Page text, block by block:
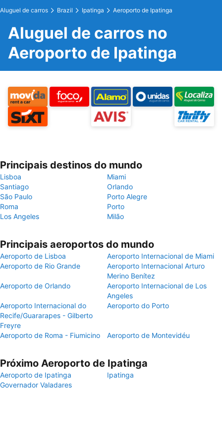
Aluguel de carros Brazil Ipatinga Aeroporto de Ipatinga
Aluguel de carros no
Aeroporto de Ipatinga
Principais destinos do mundo
Lisboa
Miami
Santiago
Orlando
São Paulo
Porto Alegre
Roma
Porto
Los Angeles
Milão
Principais aeroportos do mundo
Aeroporto de Lisboa
Aeroporto Internacional de Miami
Aeroporto de Rio Grande
Aeroporto Internacional Arturo
Merino Benítez
Aeroporto de Orlando
Aeroporto Internacional de Los
Angeles
Aeroporto Internacional do
Recife/Guararapes - Gilberto
Freyre
Aeroporto do Porto
Aeroporto de Roma - Fiumicino Aeroporto de Montevidéu
Próximo Aeroporto de Ipatinga
Aeroporto de Ipatinga
Ipatinga
Governador Valadares